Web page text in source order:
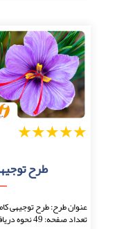
5
4
3
2
طرح
تعداد صفحه: